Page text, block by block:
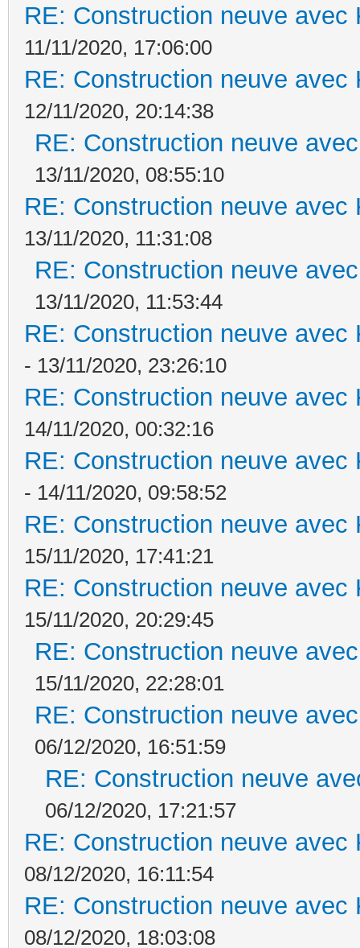
RE: Construction neuve avec
11/11/2020, 17:06:00
RE: Construction neuve avec
12/11/2020, 20:14:38
RE: Construction neuve
13/11/2020, 08:55:10
RE: Construction neuve avec
13/11/2020, 11:31:08
RE: Construction neuve
13/11/2020, 11:53:44
RE: Construction neuve avec
- 13/11/2020, 23:26:10
RE: Construction neuve avec
14/11/2020, 00:32:16
RE: Construction neuve avec
- 14/11/2020, 09:58:52
RE: Construction neuve avec
15/11/2020, 17:41:21
RE: Construction neuve avec
15/11/2020, 20:29:45
RE: Construction neuve
15/11/2020, 22:28:01
RE: Construction neuve
06/12/2020, 16:51:59
RE: Construction neuve
06/12/2020, 17:21:57
RE: Construction neuve avec
08/12/2020, 16:11:54
RE: Construction neuve avec
08/12/2020, 18:03:08